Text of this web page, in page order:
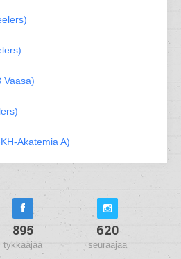
Vaasa)
Akatemia A)
895
tykkääjää
620
seuraajaa